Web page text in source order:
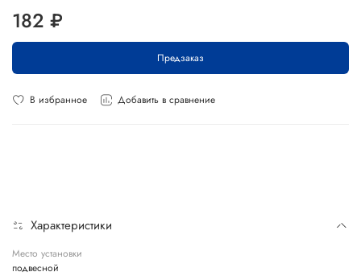
В избранное Добавить в сравнение
182 ₽
Предзаказ
Характеристики
Место установки
подвесной